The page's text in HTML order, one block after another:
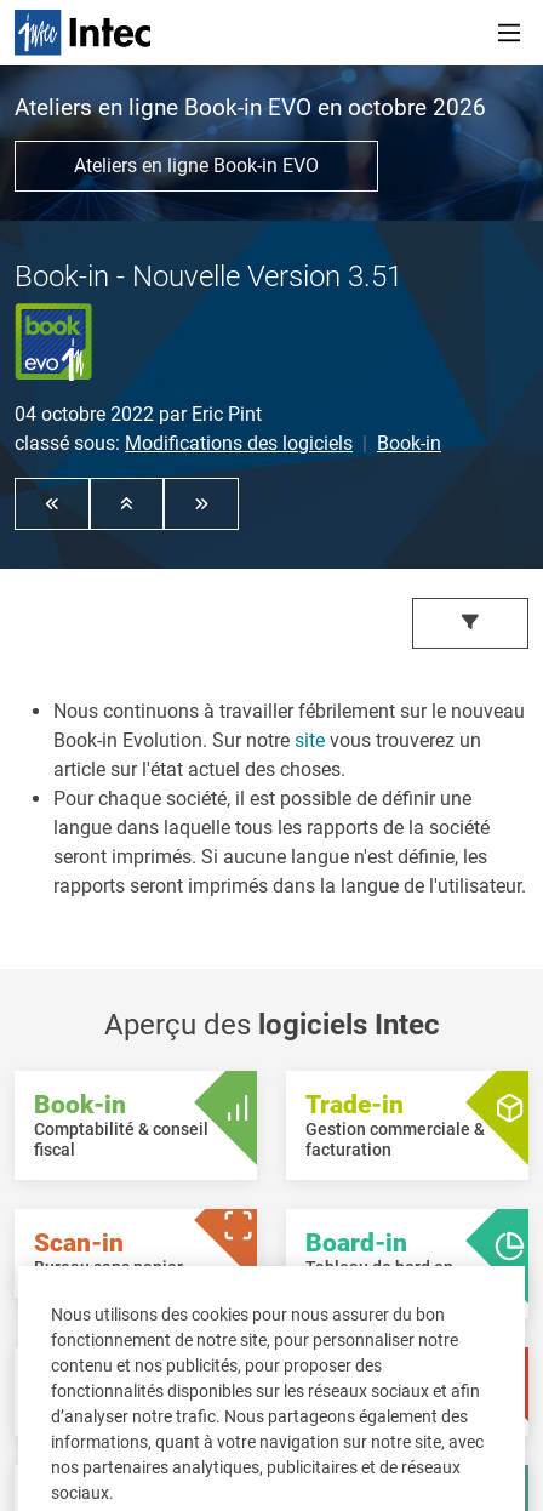
Nous utilisons des cookies pour nous assurer du bon
fonctionnement de notre site, pour personnaliser notre
contenu et nos publicités, pour proposer des
fonctionnalités disponibles sur les réseaux sociaux et afin
d’analyser notre trafic. Nous partageons également des
informations, quant à votre navigation sur notre site, avec
nos partenaires analytiques, publicitaires et de réseaux
sociaux.
Ateliers en ligne Book-in EVO en octobre 2026
Ateliers en ligne Book-in EVO
Book-in - Nouvelle Version 3.51
04 octobre 2022 par Eric Pint
classé sous: Modifications des logiciels Book-in
Nous continuons à travailler fébrilement sur le nouveau
Book-in Evolution. Sur notre site vous trouverez un
article sur l'état actuel des choses.
Pour chaque société, il est possible de définir une
langue dans laquelle tous les rapports de la société
seront imprimés. Si aucune langue n'est définie, les
rapports seront imprimés dans la langue de l'utilisateur.
Aperçu des logiciels Intec
Book-in
Comptabilité & conseil
fiscal
Trade-in
Gestion commerciale &
facturation
Scan-in
Bureau sans papier
Board-in
Tableau de bord en
Pay-in
Gestion des salaires
Time-in
Gestion de temps
Fisc-in